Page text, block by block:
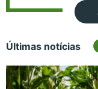
Últimas notícias